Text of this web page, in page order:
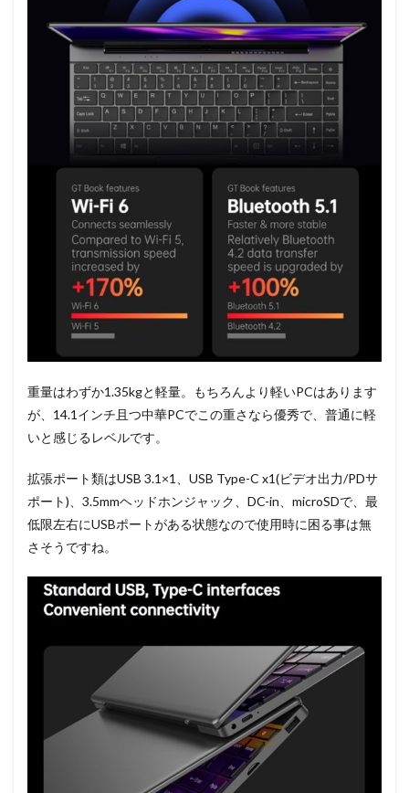
重量はわずか1.35kgと軽量。もちろんより軽いPCはあります
が、14.1インチ且つ中華PCでこの重さなら優秀で、普通に軽
いと感じるレベルです。
拡張ポート類はUSB 3.1×1、USB Type-C x1(ビデオ出力/PDサ
ポート)、3.5mmヘッドホンジャック、DC-in、microSDで、最
低限左右にUSBポートがある状態なので使用時に困る事は無
さそうですね。